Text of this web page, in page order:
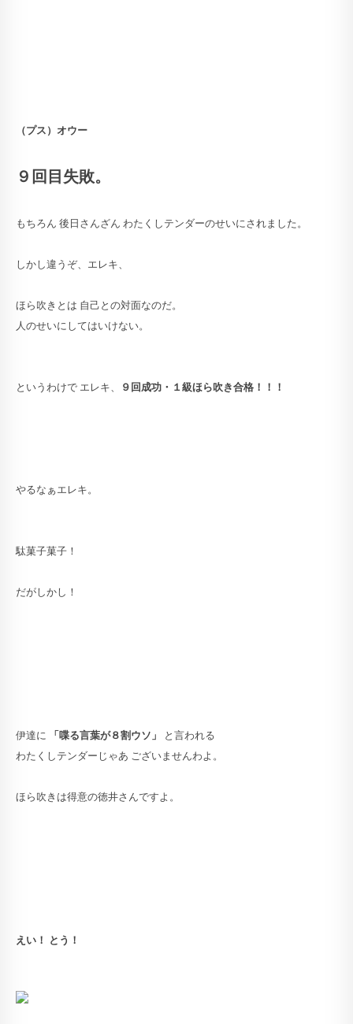
（プス）オウー
９回目失敗。
もちろん 後日さんざん わたくしテンダーのせいにされました。
しかし違うぞ、エレキ、
ほら吹きとは 自己との対面なのだ。
人のせいにしてはいけない。
というわけで エレキ、 ９回成功・１級ほら吹き合格！！！
やるなぁエレキ。
駄菓子菓子！
だがしかし！
伊達に 「喋る言葉が８割ウソ」
と言われる
わたくしテンダーじゃあ ございませんわよ。
ほら吹きは得意の徳井さんですよ。
えい！ とう！